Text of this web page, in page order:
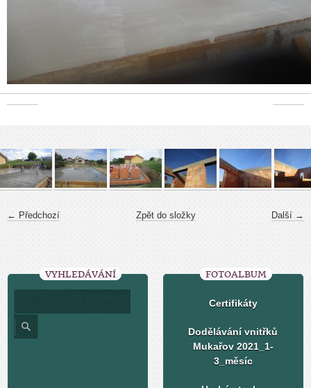
← Předchozí Další →
Zpět do složky
VYHLEDÁVÁNÍ FOTOALBUM
Certifikáty
Dodělávání vnitřků
Mukařov 2021_1-
3_měsíc